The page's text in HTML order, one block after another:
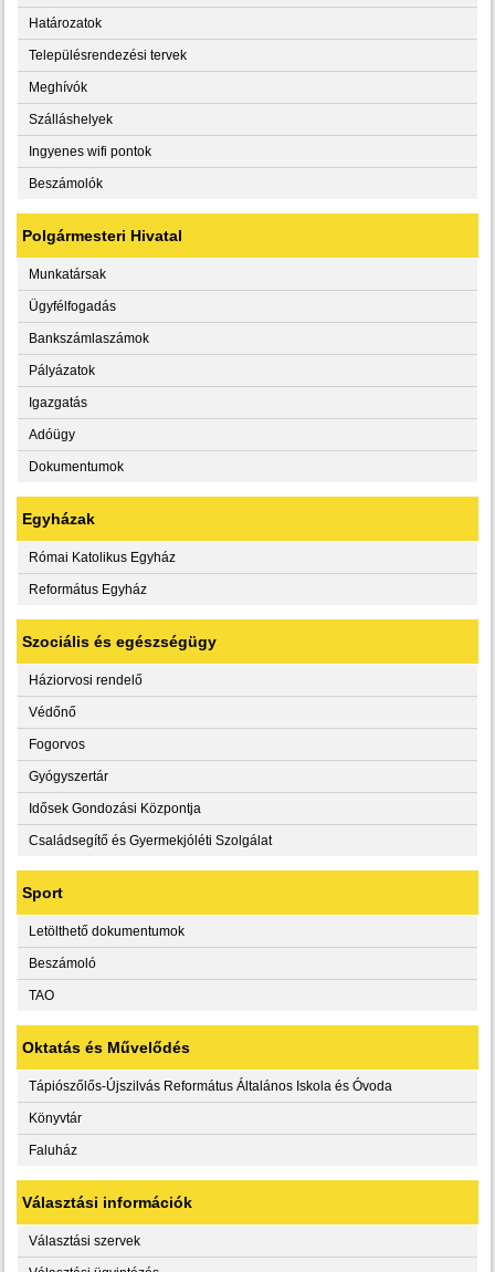
Határozatok
Településrendezési tervek
Meghívók
Szálláshelyek
Ingyenes wifi pontok
Beszámolók
Polgármesteri Hivatal
Munkatársak
Ügyfélfogadás
Bankszámlaszámok
Pályázatok
Igazgatás
Adóügy
Dokumentumok
Egyházak
Római Katolikus Egyház
Református Egyház
Szociális és egészségügy
Háziorvosi rendelő
Védőnő
Fogorvos
Gyógyszertár
Idősek Gondozási Központja
Családsegítő és Gyermekjóléti Szolgálat
Sport
Letölthető dokumentumok
Beszámoló
TAO
Oktatás és Művelődés
Tápiószőlős-Újszilvás Református Általános Iskola és Óvoda
Könyvtár
Faluház
Választási információk
Választási szervek